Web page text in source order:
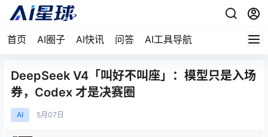
首页 AI圈子 AI快讯 问答 AI工具导航
DeepSeek V4「叫好不叫座」：模型只是入场
券，Codex 才是决赛圈
AI 5月 07日